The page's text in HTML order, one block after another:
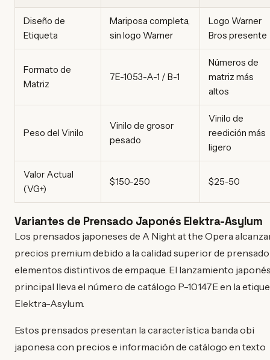
Diseño de
Etiqueta
Mariposa completa,
sin logo Warner
Logo Warner
Bros presente
Formato de
Matriz
7E-1053-A-1 / B-1
Números de
matriz más
altos
Peso del Vinilo
Vinilo de grosor
pesado
Vinilo de
reedición más
ligero
Valor Actual
(VG+)
$150-250 $25-50
Variantes de Prensado Japonés Elektra-Asylum
Los prensados japoneses de A Night at the Opera
precios premium debido a la calidad superior de
elementos distintivos de empaque. El lanzamiento
principal lleva el número de catálogo P-10147E en la
Elektra-Asylum.
Estos prensados presentan la característica banda obi
japonesa con precios e información de catálogo en texto